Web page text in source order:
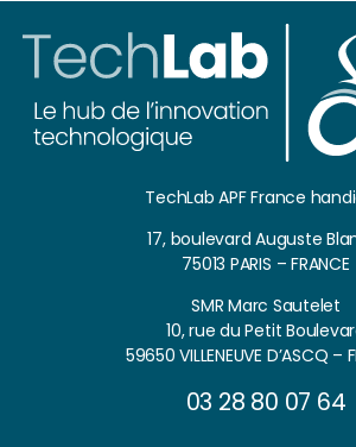
TechLab APF France
17, boulevard Auguste
75013 PARIS – FRANCE
SMR Marc Sautelet
10, rue du Petit
59650 VILLENEUVE D’ASCQ –
03 28 80 07 64